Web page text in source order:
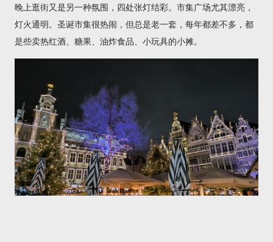
晚上逛街又是另一种氛围，四处张灯结彩。市集广场尤其漂亮，
灯火通明。圣诞市集很热闹，但总是老一套，每年都差不多，都
是些卖热红酒、糖果、油炸食品、小玩具的小摊。